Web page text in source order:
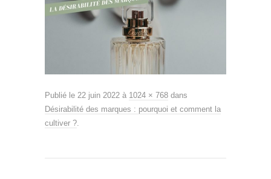
Publié le 22 juin 2022 à 1024 × 768 dans
Désirabilité des marques : pourquoi et comment la
cultiver ?.